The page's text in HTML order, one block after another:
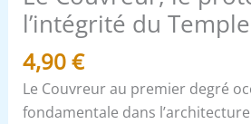
l’intégrité du Temple
4,90€
Le Couvreur au premier degré
fondamentale dans